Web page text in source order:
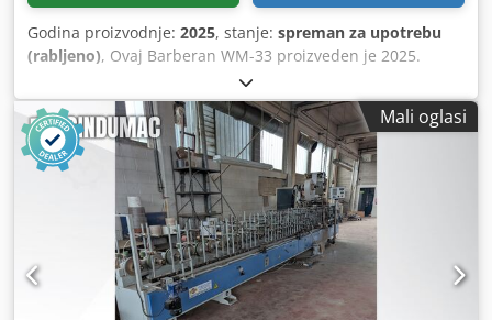
Godina proizvodnje: 2025, stanje: spreman za upotrebu
(rabljeno), Ovaj Barberan WM-33 proizveden je 2025.
godine. Stroj za omatanje profila dizajniran je za
svestranost, a obrađuje razne materijale, uključujući PVC i
aluminij. Podržava širok raspon vrsta folija i koristi PUR
ljepila za vruće taljenje. Ključne značajke uključuju
maksimalnu mehaničku brzinu od 60 m/min, dimenzije
profila do 300 mm širine i 120 mm visine te ukupnu duljinu
stroja od 6000 mm. Kontaktirajte nas za više informacija o
ovom stroju. Dodatna oprema • Krevet stroja, glava s
utorima za mlaznicu, nosači za alate za omatanje •
Kompletan set alata za PVC/aluminijske profile • Sigurnosni
sustav za operatera i upravljački ormar • Set mlaznica za
Mali oglasi